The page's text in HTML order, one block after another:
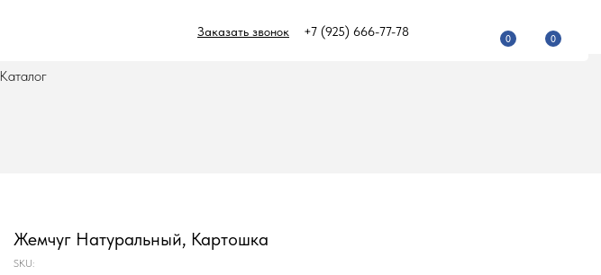
+7 (925) 666-77-78
Заказать звонок
0 0
Каталог
Жемчуг Натуральный, Картошка
SKU: